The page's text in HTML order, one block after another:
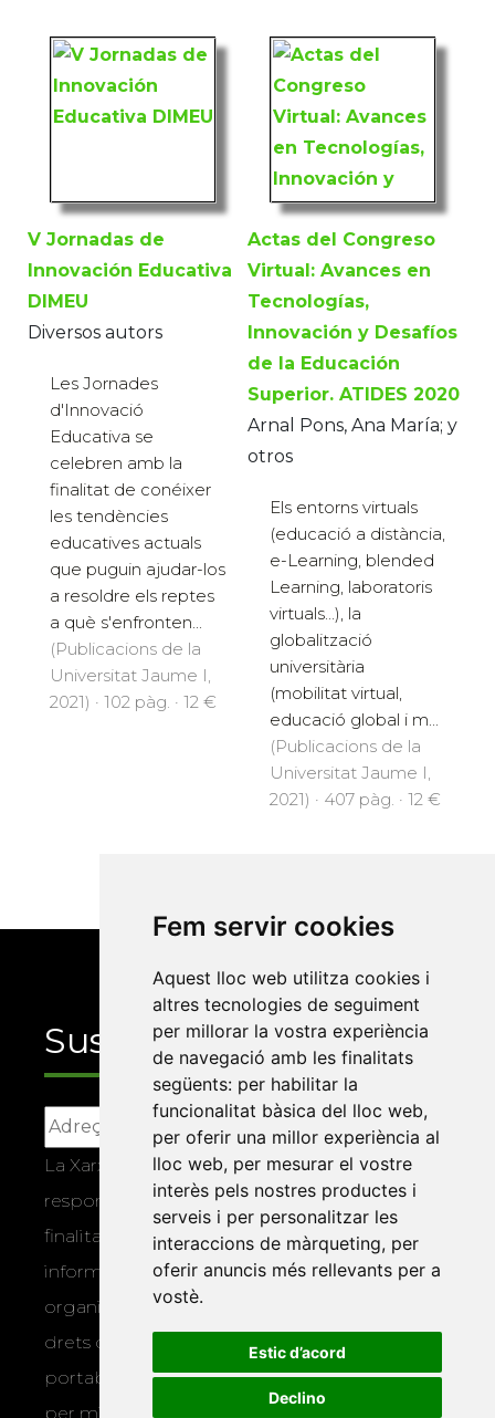
Fem servir cookies
Aquest lloc web utilitza cookies i
altres tecnologies de seguiment
per millorar la vostra experiència
de navegació amb les finalitats
següents: per habilitar la
funcionalitat bàsica del lloc web,
per oferir una millor experiència al
lloc web, per mesurar el vostre
interès pels nostres productes i
serveis i per personalitzar les
interaccions de màrqueting, per
oferir anuncis més rellevants per a
vostè.
Estic d’acord
Declino
V Jornadas de
Innovación Educativa
DIMEU
Diversos autors
Les Jornades
d'Innovació
Educativa se
celebren amb la
finalitat de conéixer
les tendències
educatives actuals
que puguin ajudar-los
a resoldre els reptes
a què s'enfronten...
(Publicacions de la
Universitat Jaume I,
2021) · 102 pàg. · 12 €
Actas del Congreso
Virtual: Avances en
Tecnologías,
Innovación y Desafíos
de la Educación
Superior. ATIDES 2020
Arnal Pons, Ana María; y
otros
Els entorns virtuals
(educació a distància,
e-Learning, blended
Learning, laboratoris
virtuals...), la
globalització
universitària
(mobilitat virtual,
educació global i m...
(Publicacions de la
Universitat Jaume I,
2021) · 407 pàg. · 12 €
Suscriu-te
La Xarxa Vives d’Universitats, com a
responsable, tractarà les vostres dades amb la
finalitat de gestionar la vostra subscripció i
informar-vos dels actes i activitats que
organitza la Xarxa Vives. Podeu exercir els
drets d’accés, rectificació, supressió,
portabilitat, limitació o oposició al tractament
per mitjans físics o electrònics. Podeu